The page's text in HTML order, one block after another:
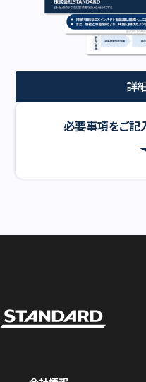
詳
必要事項をご記